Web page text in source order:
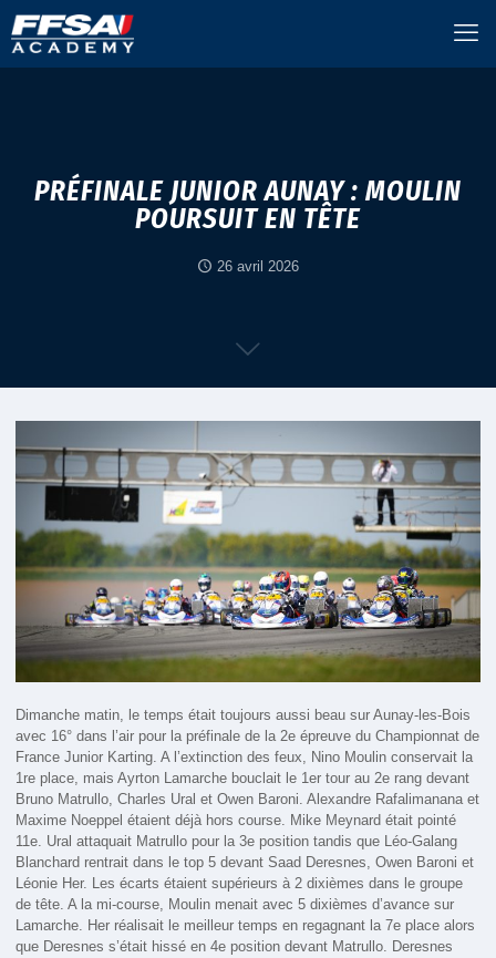
PRÉFINALE JUNIOR AUNAY : MOULIN
POURSUIT EN TÊTE
26 avril 2026
Dimanche matin, le temps était toujours aussi beau sur Aunay-les-Bois
avec 16° dans l’air pour la préfinale de la 2e épreuve du Championnat de
France Junior Karting. A l’extinction des feux, Nino Moulin conservait la
1re place, mais Ayrton Lamarche bouclait le 1er tour au 2e rang devant
Bruno Matrullo, Charles Ural et Owen Baroni. Alexandre Rafalimanana et
Maxime Noeppel étaient déjà hors course. Mike Meynard était pointé
11e. Ural attaquait Matrullo pour la 3e position tandis que Léo-Galang
Blanchard rentrait dans le top 5 devant Saad Deresnes, Owen Baroni et
Léonie Her. Les écarts étaient supérieurs à 2 dixièmes dans le groupe
de tête. A la mi-course, Moulin menait avec 5 dixièmes d’avance sur
Lamarche. Her réalisait le meilleur temps en regagnant la 7e place alors
que Deresnes s’était hissé en 4e position devant Matrullo. Deresnes